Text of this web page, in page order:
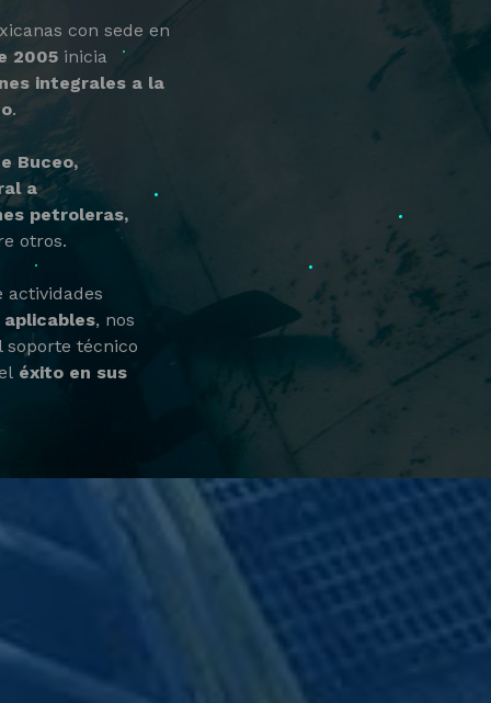
con sede en
2005inicia
integrales a la
.
Buceo,
a
petroleras,
otros.
actividades
, nos
técnico
éxito en sus